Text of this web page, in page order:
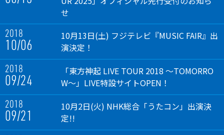
せ
2018
10/06
10月13日(土) フジテレビ『MUSIC FAIR』出
演決定！
2018
09/24
「東方神起 LIVE TOUR 2018 ～TOMORRO
W～」LIVE特設サイトOPEN！
2018
09/21
10月2日(火) NHK総合「うたコン」出演決
定!!